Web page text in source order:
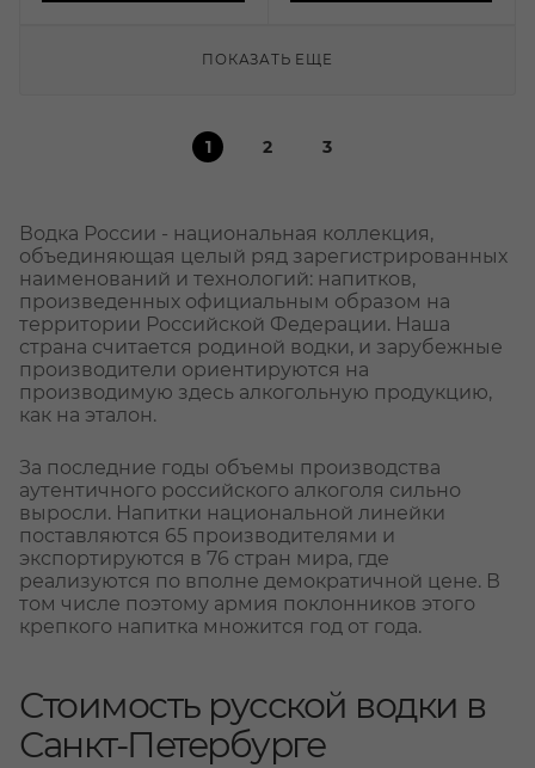
ПОКАЗАТЬ ЕЩЕ
1 2 3
Водка России - национальная коллекция,
объединяющая целый ряд зарегистрированных
наименований и технологий: напитков,
произведенных официальным образом на
территории Российской Федерации. Наша
страна считается родиной водки, и зарубежные
производители ориентируются на
производимую здесь алкогольную продукцию,
как на эталон.
За последние годы объемы производства
аутентичного российского алкоголя сильно
выросли. Напитки национальной линейки
поставляются 65 производителями и
экспортируются в 76 стран мира, где
реализуются по вполне демократичной цене. В
том числе поэтому армия поклонников этого
крепкого напитка множится год от года.
Стоимость русской водки в
Санкт-Петербурге